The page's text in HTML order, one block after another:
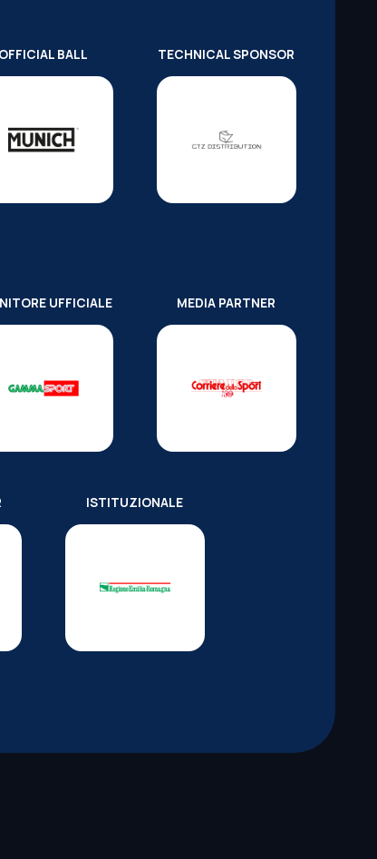
OFFICIAL BALL TECHNICAL SPONSOR
UFFICIALE MEDIA PARTNER
ISTITUZIONALE